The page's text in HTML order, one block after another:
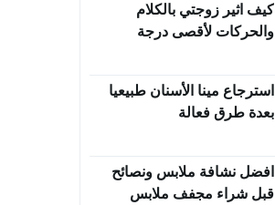
كيف اثير زوجتي بالكلام
والحركات لأقصى درجة
استرجاع مينا الأسنان طبيعيا
بعدة طرق فعالة
افضل نشافة ملابس ونصائح
قبل شراء مجفف ملابس